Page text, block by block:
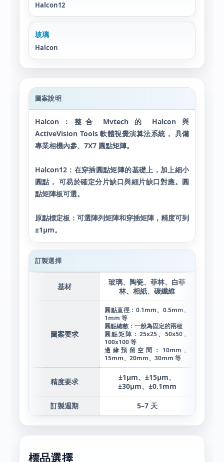
Halcon12
玻璃
Halcon
圖案說明
Halcon：整合 Mvtech 的 Halcon 與
ActiveVision Tools 軟體視覺演算法系統， 具備
專業相機內參、7X7 圓點矩陣。
Halcon12：在穿插圓點矩陣的基礎上，加上細小
圓點， 可易於確定分片缺口與細片缺口對應。圓
點矩陣板可選。
原點標定板：可選陣列矩陣和穿插矩陣，精度可到
±1μm。
訂製選擇
基材
玻璃、陶瓷、菲林、白菲
林、相紙、碳纖維
圖案要求
圓點直徑：0.1mm、0.5mm、
1mm 等
圓點總數：一般為固定的兩種
圓點矩陣：25x25、50x50、
100x100 等
邊緣預留空間：10mm、
15mm、20mm、30mm 等
精度要求
±1μm、±15μm、
±30μm、±0.1mm
訂製週期 5–7 天
標品選擇